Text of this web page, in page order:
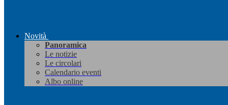
Novità
Panoramica
Le notizie
Le circolari
Calendario eventi
Albo online